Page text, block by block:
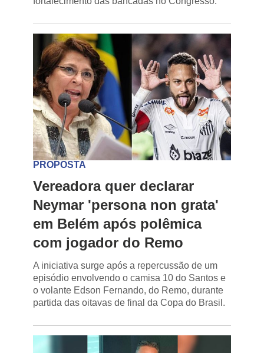
PROPOSTA
Vereadora quer declarar
Neymar 'persona non grata'
em Belém após polêmica
com jogador do Remo
A iniciativa surge após a repercussão de um
episódio envolvendo o camisa 10 do Santos e
o volante Edson Fernando, do Remo, durante
partida das oitavas de final da Copa do Brasil.